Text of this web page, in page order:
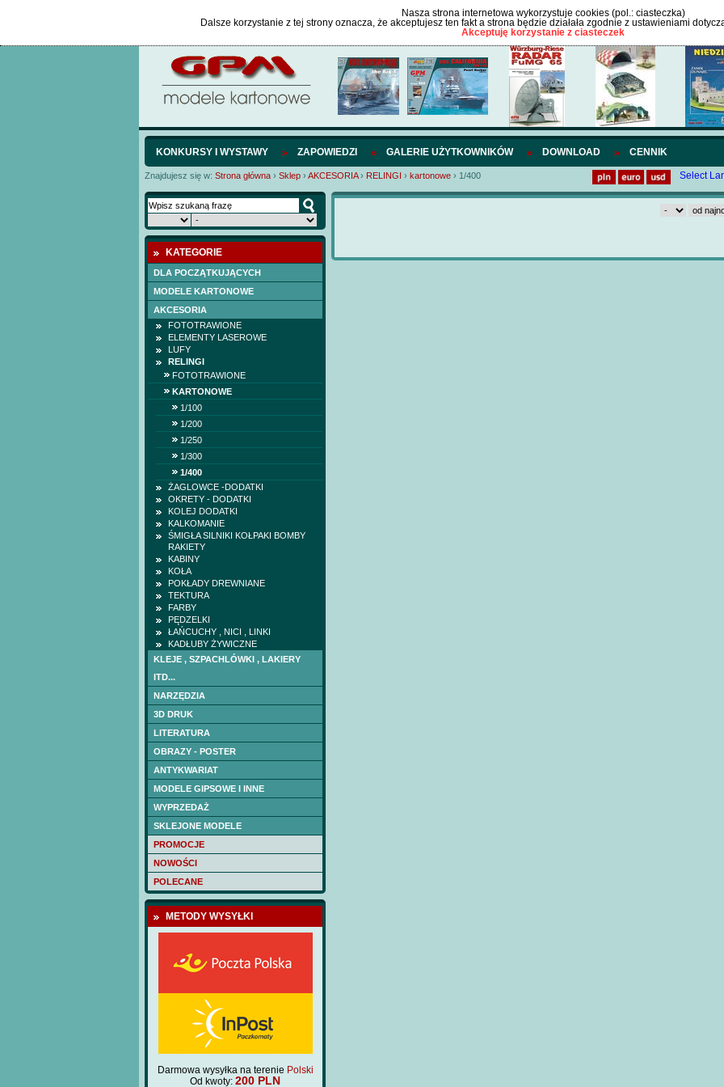
Nasza strona internetowa wykorzystuje cookies (pol.: ciasteczka)
Dalsze korzystanie z tej strony oznacza, że akceptujesz ten fakt a strona będzie działała zgodnie z ustawieniami
Akceptuję korzystanie z ciasteczek
KONKURSY I WYSTAWY ZAPOWIEDZI GALERIE UŻYTKOWNIKÓW DOWNLOAD CENNIK
Znajdujesz się w: Strona główna › Sklep › AKCESORIA › RELINGI › kartonowe › 1/400 Select
KATEGORIE
DLA POCZĄTKUJĄCYCH
MODELE KARTONOWE
AKCESORIA
FOTOTRAWIONE
ELEMENTY LASEROWE
LUFY
RELINGI
FOTOTRAWIONE
KARTONOWE
1/100
1/200
1/250
1/300
1/400
ŻAGLOWCE -DODATKI
OKRETY - DODATKI
KOLEJ DODATKI
KALKOMANIE
ŚMIGŁA SILNIKI KOŁPAKI BOMBY
RAKIETY
KABINY
KOŁA
POKŁADY DREWNIANE
TEKTURA
FARBY
PĘDZELKI
ŁAŃCUCHY , NICI , LINKI
KADŁUBY ŻYWICZNE
KLEJE , SZPACHLÓWKI , LAKIERY
ITD...
NARZĘDZIA
3D DRUK
LITERATURA
OBRAZY - POSTER
ANTYKWARIAT
MODELE GIPSOWE I INNE
WYPRZEDAŻ
SKLEJONE MODELE
PROMOCJE
NOWOŚCI
POLECANE
METODY WYSYŁKI
Darmowa wysyłka na terenie Polski
Od kwoty: 200 PLN